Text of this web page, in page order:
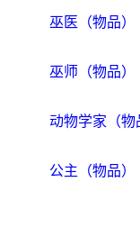
巫医（物品）
巫师（物品）
动物学家（物
公主（物品）